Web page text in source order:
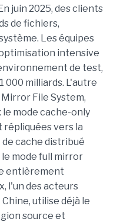
juin 2025, des clients
de fichiers,
Les équipes
intensive
de test,
000 milliards. L'autre
File System,
mode cache-only
répliquées vers la
cache distribué
mode full mirror
entièrement
l'un des acteurs
utilise déjà le
source et